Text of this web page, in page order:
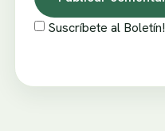
Suscríbete al Boletín!